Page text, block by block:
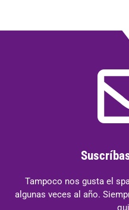
Tampoco nos gusta el
algunas veces al año.